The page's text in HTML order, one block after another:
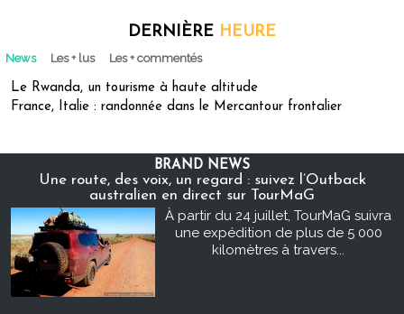
DERNIÈRE HEURE
News Les + lus Les + commentés
Le Rwanda, un tourisme à haute altitude
France, Italie : randonnée dans le Mercantour frontalier
BRAND NEWS
Une route, des voix, un regard : suivez l’Outback
australien en direct sur TourMaG
À partir du 24 juillet, TourMaG suivra
une expédition de plus de 5 000
kilomètres à travers...